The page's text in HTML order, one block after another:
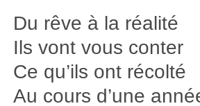
Du rêve à la réalité
Ils vont vous conter
Ce qu’ils ont récolté
Au cours d’une